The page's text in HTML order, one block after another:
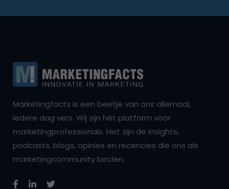
Marketingfacts is een beetje van ons allemaal,
iedere dag vers. Wij zijn hét platform voor
marketingprofessionals. Het zijn de insights,
podcasts, blogs, opinies en recencies die ons als
marketingcommunity binden.